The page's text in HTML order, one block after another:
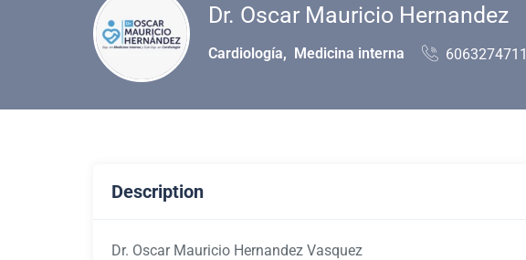
Dr. Oscar Mauricio Hernandez
Cardiología, Medicina interna 6063274711
Description
Dr. Oscar Mauricio Hernandez Vasquez